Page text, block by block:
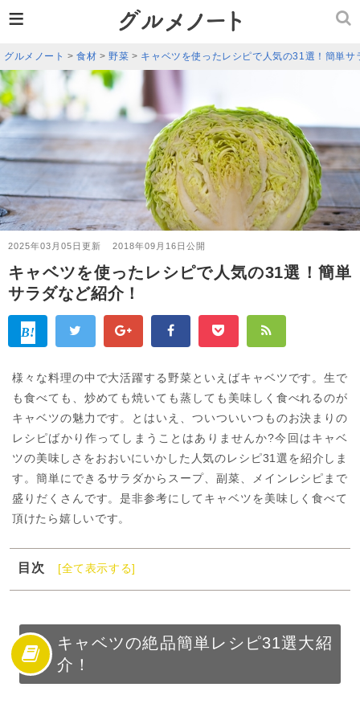
グルメノート >食材 >野菜 > キャベツを使ったレシピで人気の31選！簡単サ
2025年03月05日更新 2018年09月16日公開
キャベツを使ったレシピで人気の31選！簡単
サラダなど紹介！
様々な料理の中で大活躍する野菜といえばキャベツです。生で
も食べても、炒めても焼いても蒸しても美味しく食べれるのが
キャベツの魅力です。とはいえ、ついついいつものお決まりの
レシピばかり作ってしまうことはありませんか?今回はキャベ
ツの美味しさをおおいにいかした人気のレシピ31選を紹介しま
す。簡単にできるサラダからスープ、副菜、メインレシピまで
盛りだくさんです。是非参考にしてキャベツを美味しく食べて
頂けたら嬉しいです。
目次
[全て表示する]
1
キャベツの絶品簡単レシピ31選大紹介！
3
キャベツを使った人気副菜レシピ
4
キャベツを使った人気スープレシピ
5
キャベツを使った人気サラダレシピ
キャベツの絶品簡単レシピ31選大紹
介！
≡